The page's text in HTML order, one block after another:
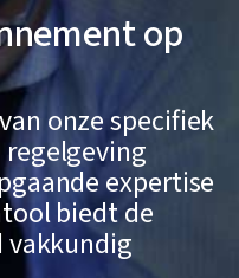
op
onze specifiek
expertise
biedt de
vakkundig